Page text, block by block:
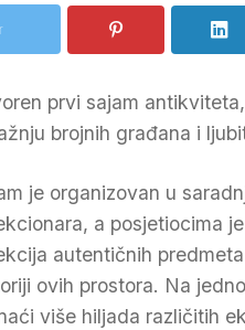
prvi sajam
brojnih građana i
je organizovan u
a posjetiocima
autentičnih
ovih prostora. Na
više hiljada različitih